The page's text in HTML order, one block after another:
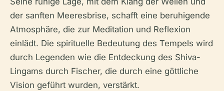
der sanften Meeresbrise, schafft eine beruhigende
Atmosphäre, die zur Meditation und Reflexion
einlädt. Die spirituelle Bedeutung des Tempels wird
durch Legenden wie die Entdeckung des Shiva-
Lingams durch Fischer, die durch eine göttliche
Vision geführt wurden, verstärkt.